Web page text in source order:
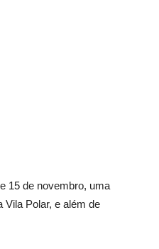
15 de novembro, uma
Vila Polar, e além de